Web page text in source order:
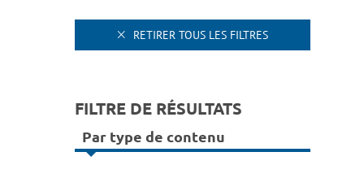
RETIRER TOUS LES FILTRES
FILTRE DE RÉSULTATS
Par type de contenu